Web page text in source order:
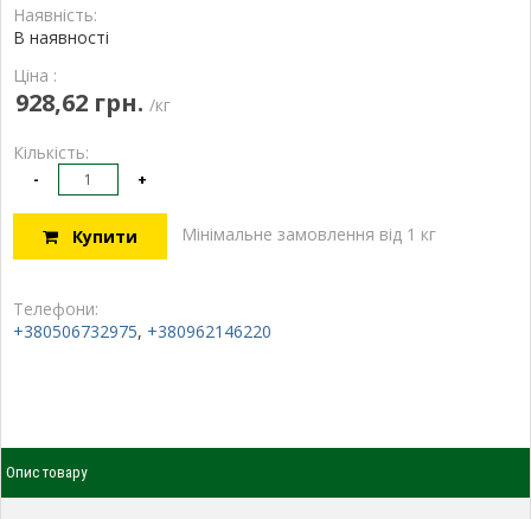
Наявність:
В наявності
Ціна :
928,62 грн. /кг
Кількість:
- +
Купити Мінімальне замовлення від 1 кг
Телефони:
+380506732975, +380962146220
Опис товару